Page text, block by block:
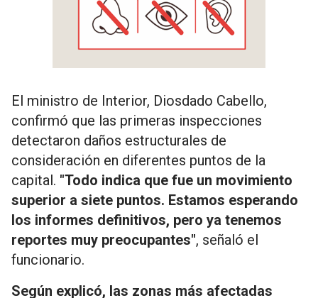
El ministro de Interior, Diosdado Cabello,
confirmó que las primeras inspecciones
detectaron daños estructurales de
consideración en diferentes puntos de la
capital. "Todo indica que fue un movimiento
superior a siete puntos. Estamos esperando
los informes definitivos, pero ya tenemos
reportes muy preocupantes", señaló el
funcionario.
Según explicó, las zonas más afectadas